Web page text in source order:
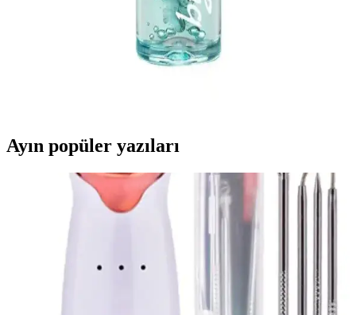
Cha Cha By Eva Brow Gel: Hafif Yapısıyla Doğal
ve Uzun Süre Sabit Kaş ve Kirpik Ürünü
Cha Cha By Eva Brow Gel, hafif yapısı ve doğal içerikleriyle kaş
Ayın popüler yazıları